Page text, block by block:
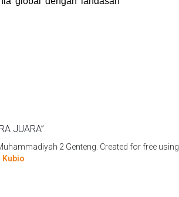
JUARA”
2 Genteng. Created for free using
Kubio